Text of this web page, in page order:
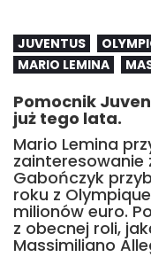
JUVENTUS
MARIO LEMINA
Pomocnik
już tego lata.
Mario Lemina
zainteresowanie
Gabończyk
roku z
milionów euro.
z obecnej roli,
Massimiliano